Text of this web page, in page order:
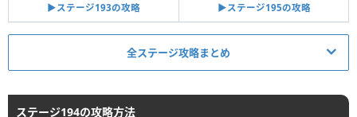
▶︎ステージ193の攻略 ▶︎ステージ195の攻略
全ステージ攻略まとめ
▶︎真昼の決闘とファストドロウの解説に戻る
ステージ194の攻略方法